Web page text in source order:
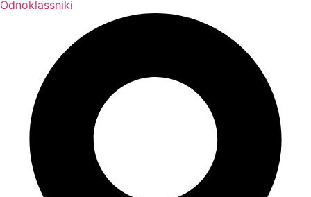
Odnoklassniki